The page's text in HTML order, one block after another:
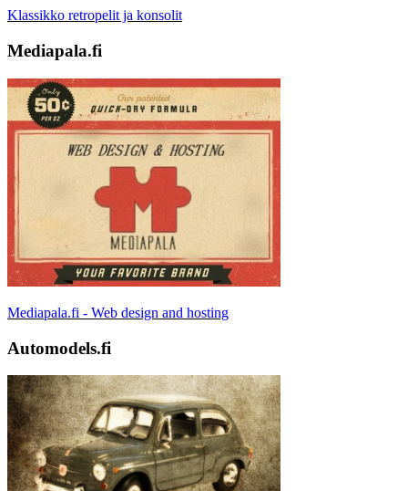
Klassikko retropelit ja konsolit
Mediapala.fi
Mediapala.fi - Web design and hosting
Automodels.fi